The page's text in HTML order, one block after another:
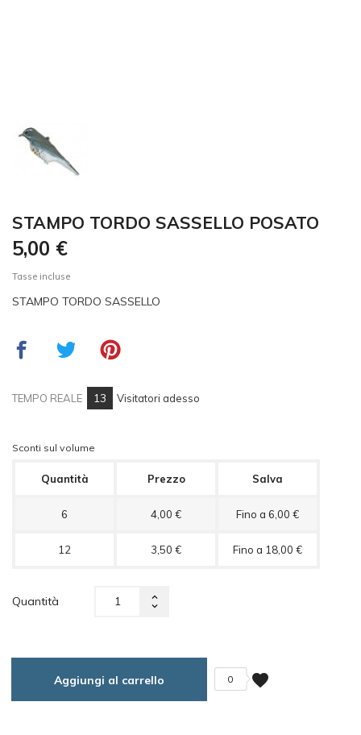
STAMPO TORDO SASSELLO POSATO
5,00 €
Tasse incluse
STAMPO TORDO SASSELLO
TEMPO REALE 13 Visitatori adesso
Sconti sul volume
Quantità Prezzo Salva
6 4,00 € Fino a 6,00 €
12 3,50 € Fino a 18,00 €
Quantità
Aggiungi al carrello favorite
0